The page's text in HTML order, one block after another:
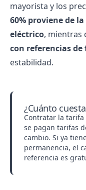
mayorista y los
60% proviene de
eléctrico, mientras
con referencias
estabilidad.
¿Cuánto
Contratar la tarifa
se pagan tarifas
cambio. Si ya
permanencia, el
referencia es